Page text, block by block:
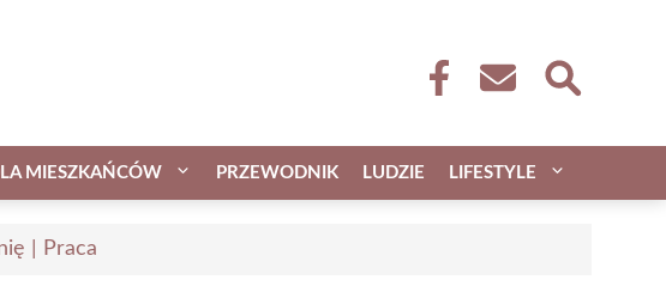
MIESZKAŃCÓW PRZEWODNIK LUDZIE LIFESTYLE
| Praca